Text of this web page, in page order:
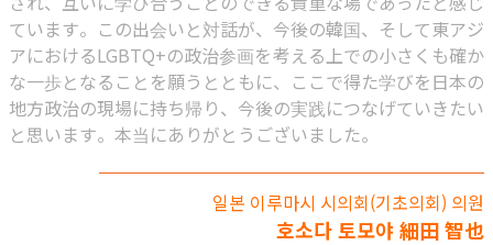
ています。この出会いと対話が、今後の韓国、そして東アジ
アにおけるLGBTQ+の政治参画を考える上での小さくも確か
な一歩となることを願うとともに、ここで得た学びを日本の
地方政治の現場に持ち帰り、今後の実践につなげていきたい
と思います。本当にありがとうございました。
일본 이루마시 시의회(기초의회) 의원
호소다 토모야 細田 智也